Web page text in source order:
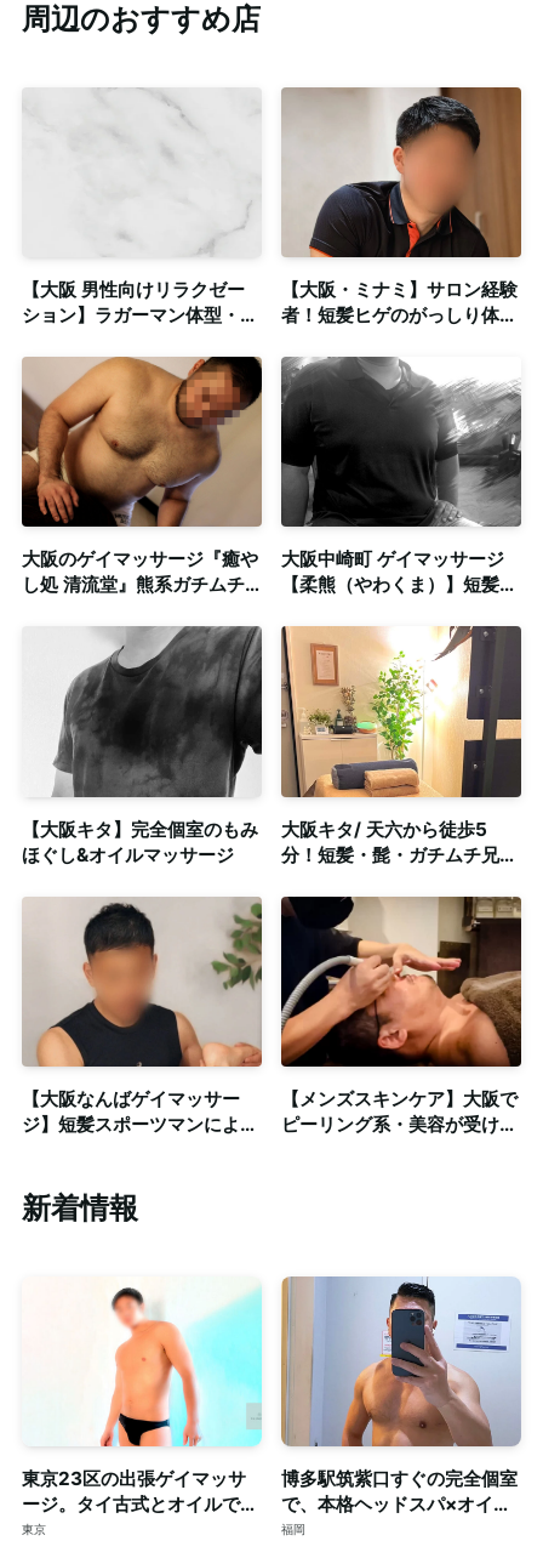
周辺のおすすめ店
【大阪 男性向けリラクゼー
ション】ラガーマン体型・
密着施術！
【大阪・ミナミ】サロン経験
者！短髪ヒゲのがっしり体型
ージ◎個室完備
大阪のゲイマッサージ『癒や
し処 清流堂』熊系ガチムチ
イルマッサージ◎個室＆出張
大阪中崎町 ゲイマッサージ
【柔熊（やわくま）】短髪デ
ージ
【大阪キタ】完全個室のもみ
ほぐし&オイルマッサージ
大阪キタ/ 天六から徒歩5
分！短髪・髭・ガチムチ兄貴
マッサージ◎完全個室
【大阪なんばゲイマッサー
ジ】短髪スポーツマンによる
【メンズスキンケア】大阪で
ピーリング系・美容が受けれ
新着情報
東京23区の出張ゲイマッサ
ージ。タイ古式とオイルで心
身を深く整える至福のリラク
東京
博多駅筑紫口すぐの完全個室
で、本格ヘッドスパ×オイル
マッサージ。ご予約はDMで
福岡